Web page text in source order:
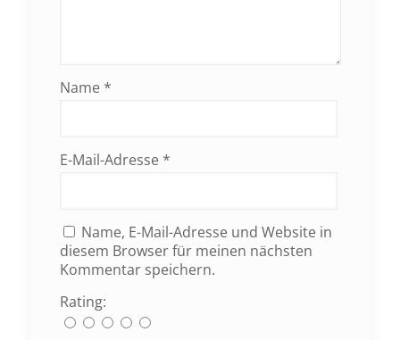
Name *
E-Mail-Adresse *
Name, E-Mail-Adresse und Website in
diesem Browser für meinen nächsten
Kommentar speichern.
Rating: